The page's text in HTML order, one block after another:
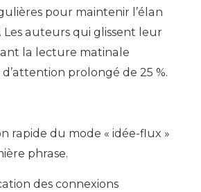
pour maintenir l’élan
Les auteurs qui glissent leur
la lecture matinale
prolongé de 25 %.
rapide du mode « idée-flux »
phrase.
des connexions